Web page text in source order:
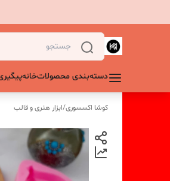
دسته‌بندی محصولاتخانه
کوشا اکسسوری/ابزار هنری و قالب